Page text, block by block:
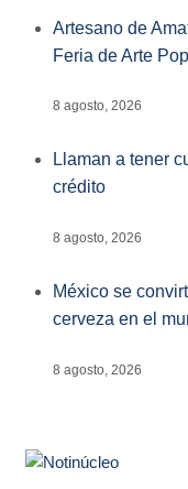
Artesano de
Feria de Arte
8 agosto, 2026
Llaman a tener
crédito
8 agosto, 2026
México se
cerveza en el
8 agosto, 2026